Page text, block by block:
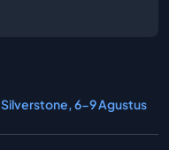
Silverstone, 6-9 Agustus